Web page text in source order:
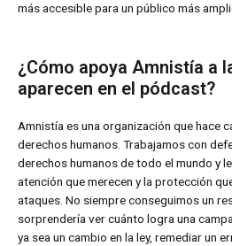
más accesible para un público más
¿Cómo apoya Amnistía a
aparecen en el pódcast?
Amnistía es una organización que hace
derechos humanos. Trabajamos con
derechos humanos de todo el mundo y
atención que merecen y la protección
ataques. No siempre conseguimos un
sorprendería ver cuánto logra una
ya sea un cambio en la ley, remediar un